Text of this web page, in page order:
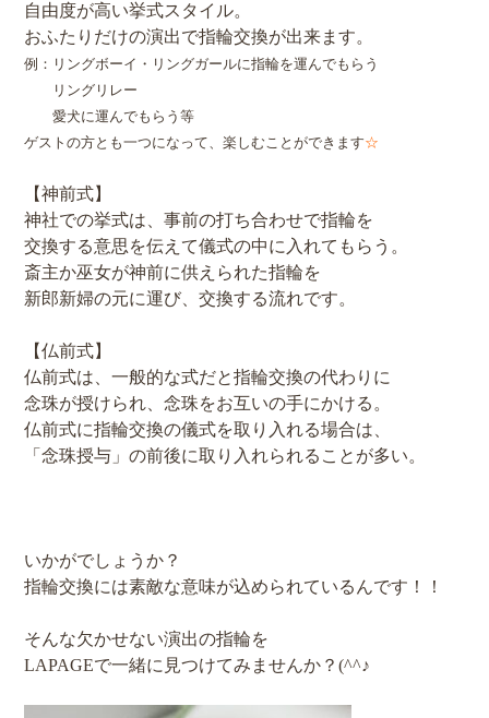
自由度が高い挙式スタイル。
おふたりだけの演出で指輪交換が出来ます。
例：リングボーイ・リングガールに指輪を運んでもらう
リングリレー
愛犬に運んでもらう等
ゲストの方とも一つになって、楽しむことができます☆
【神前式】
神社での挙式は、事前の打ち合わせで指輪を
交換する意思を伝えて儀式の中に入れてもらう。
斎主か巫女が神前に供えられた指輪を
新郎新婦の元に運び、交換する流れです。
【仏前式】
仏前式は、一般的な式だと指輪交換の代わりに
念珠が授けられ、念珠をお互いの手にかける。
仏前式に指輪交換の儀式を取り入れる場合は、
「念珠授与」の前後に取り入れられることが多い。
いかがでしょうか？
指輪交換には素敵な意味が込められているんです！！
そんな欠かせない演出の指輪を
LAPAGEで一緒に見つけてみませんか？(^^♪